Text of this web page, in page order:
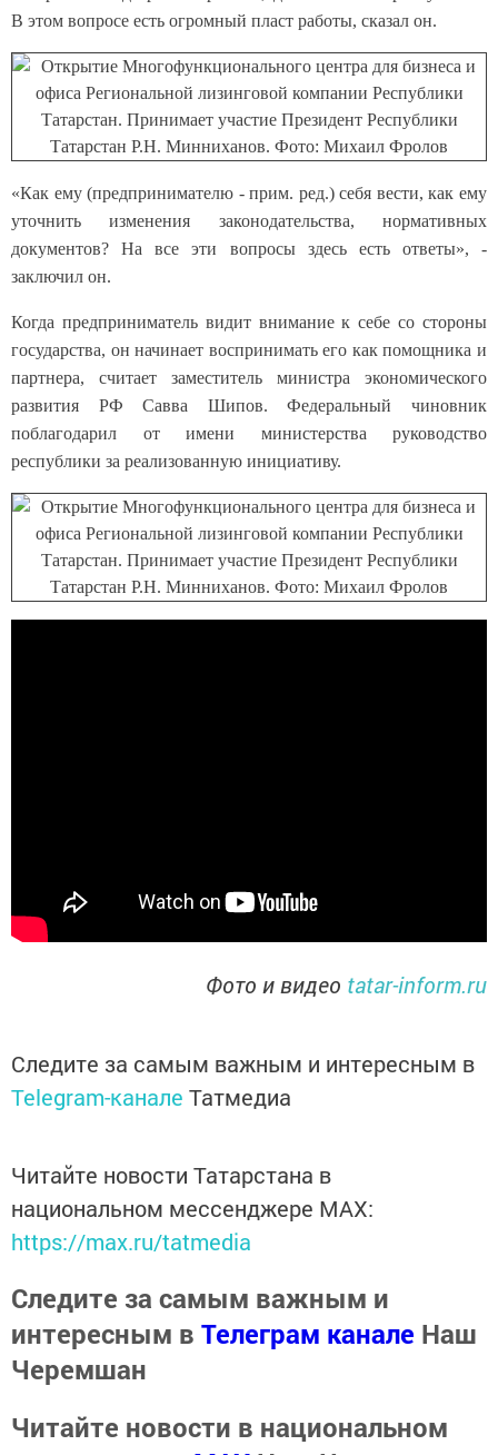
В этом вопросе есть огромный пласт работы, сказал он.
«Как ему (предпринимателю - прим. ред.) себя вести, как ему
уточнить изменения законодательства, нормативных
документов? На все эти вопросы здесь есть ответы», -
заключил он.
Когда предприниматель видит внимание к себе со стороны
государства, он начинает воспринимать его как помощника и
партнера, считает заместитель министра экономического
развития РФ Савва Шипов. Федеральный чиновник
поблагодарил от имени министерства руководство
республики за реализованную инициативу.
Фото и видео tatar-inform.ru
Следите за самым важным и интересным в
Telegram-канале Татмедиа
Читайте новости Татарстана в
национальном мессенджере MАХ:
https://max.ru/tatmedia
Следите за самым важным и
интересным в Телеграм канале Наш
Черемшан
Читайте новости в национальном